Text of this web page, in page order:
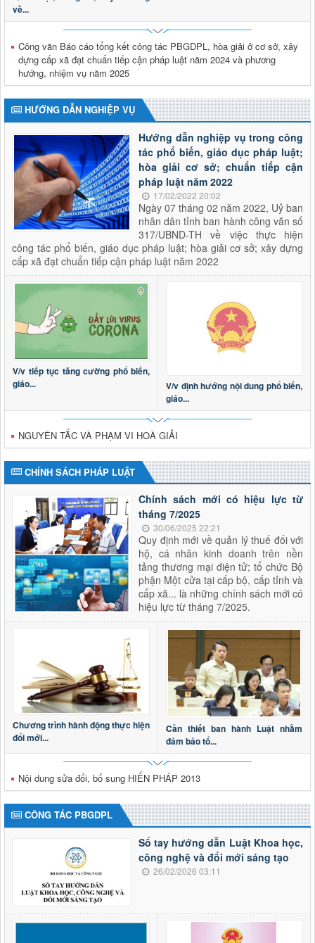
2973/KH-UBND
Triển khai tổng rà soát hệ thống văn bản quy phạm pháp
luật trên địa bàn tỉnh Lai Châu
Thời gian đăng: 28/04/2026
lượt xem: 194 | lượt tải:92
Thông báo tuyển dụng viên chức
Thông báo tuyển dụng viên chức trong đơn vị sự nghiệp
công lập thuộc Sở Tư pháp tỉnh Lai Châu năm 2026
Thời gian đăng: 29/01/2026
lượt xem: 612 | lượt tải:177
2624/QĐ-UBND
Quyết định thành lập Hội đồng phối hợp phổ biến, giáo dục
pháp luật tỉnh Lai Châu
Thời gian đăng: 15/10/2025
lượt xem: 501 | lượt tải:284
về...
Công văn Báo cáo tổng kết công tác PBGDPL, hòa giải ở cơ sở, xây
dựng cấp xã đạt chuẩn tiếp cận pháp luật năm 2024 và phương
hướng, nhiệm vụ năm 2025
HƯỚNG DẪN NGHIỆP VỤ
Hướng dẫn nghiệp vụ trong công
tác phổ biến, giáo dục pháp luật;
hòa giải cơ sở; chuẩn tiếp cận
pháp luật năm 2022
17/02/2022 20:02
Ngày 07 tháng 02 năm 2022, Uỷ ban
nhân dân tỉnh ban hành công văn số
317/UBND-TH về việc thực hiện
công tác phổ biến, giáo dục pháp luật; hòa giải cơ sở; xây dựng
cấp xã đạt chuẩn tiếp cận pháp luật năm 2022
V/v tiếp tục tăng cường phổ biến,
giáo...
V/v định hướng nội dung phổ biến,
giáo...
NGUYÊN TẮC VÀ PHẠM VI HOÀ GIẢI
CHÍNH SÁCH PHÁP LUẬT
Chính sách mới có hiệu lực từ
tháng 7/2025
30/06/2025 22:21
Quy định mới về quản lý thuế đối với
hộ, cá nhân kinh doanh trên nền
tảng thương mại điện tử; tổ chức Bộ
phận Một cửa tại cấp bộ, cấp tỉnh và
cấp xã... là những chính sách mới có
hiệu lực từ tháng 7/2025.
Chương trình hành động thực hiện
đổi mới...
Cần thiết ban hành Luật nhằm
đảm bảo tổ...
Nội dung sửa đổi, bổ sung HIẾN PHÁP 2013
CÔNG TÁC PBGDPL
Sổ tay hướng dẫn Luật Khoa học,
công nghệ và đổi mới sáng tạo
26/02/2026 03:11